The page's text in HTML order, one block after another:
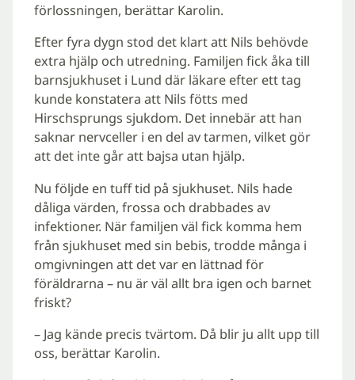
förlossningen, berättar Karolin.
Efter fyra dygn stod det klart att Nils behövde
extra hjälp och utredning. Familjen fick åka till
barnsjukhuset i Lund där läkare efter ett tag
kunde konstatera att Nils fötts med
Hirschsprungs sjukdom. Det innebär att han
saknar nervceller i en del av tarmen, vilket gör
att det inte går att bajsa utan hjälp.
Nu följde en tuff tid på sjukhuset. Nils hade
dåliga värden, frossa och drabbades av
infektioner. När familjen väl fick komma hem
från sjukhuset med sin bebis, trodde många i
omgivningen att det var en lättnad för
föräldrarna – nu är väl allt bra igen och barnet
friskt?
– Jag kände precis tvärtom. Då blir ju allt upp till
oss, berättar Karolin.